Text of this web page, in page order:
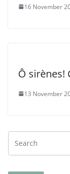
16 November
Ô sirènes!
13 November